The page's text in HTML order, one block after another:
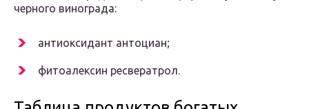
черного винограда:
антиоксидант антоциан;
фитоалексин ресвератрол.